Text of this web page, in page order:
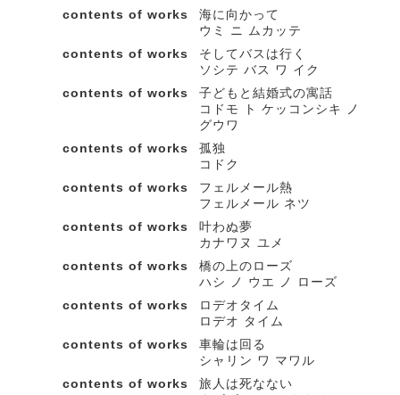
contents of works
海に向かって
ウミ ニ ムカッテ
contents of works
そしてバスは行く
ソシテ バス ワ イク
contents of works
子どもと結婚式の寓話
コドモ ト ケッコンシキ ノ
グウワ
contents of works
孤独
コドク
contents of works
フェルメール熱
フェルメール ネツ
contents of works
叶わぬ夢
カナワヌ ユメ
contents of works
橋の上のローズ
ハシ ノ ウエ ノ ローズ
contents of works
ロデオタイム
ロデオ タイム
contents of works
車輪は回る
シャリン ワ マワル
contents of works
旅人は死なない